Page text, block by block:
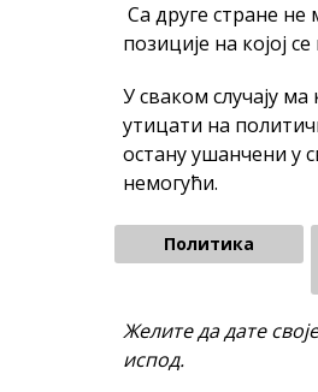
Са друге стране не
позиције на којој
У сваком случају
утицати на
остану ушанчени у
немогући.
Политика
Желите да дате
испод.